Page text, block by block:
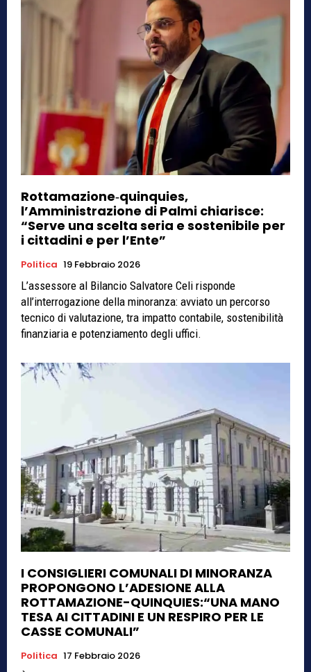
Rottamazione‑quinquies,
l’Amministrazione di Palmi chiarisce:
“Serve una scelta seria e sostenibile per
i cittadini e per l’Ente”
Politica 19 Febbraio 2026
L’assessore al Bilancio Salvatore Celi risponde
all’interrogazione della minoranza: avviato un percorso
tecnico di valutazione, tra impatto contabile, sostenibilità
finanziaria e potenziamento degli uffici.
I CONSIGLIERI COMUNALI DI MINORANZA
PROPONGONO L’ADESIONE ALLA
ROTTAMAZIONE-QUINQUIES:“UNA MANO
TESA AI CITTADINI E UN RESPIRO PER LE
CASSE COMUNALI”
Politica 17 Febbraio 2026